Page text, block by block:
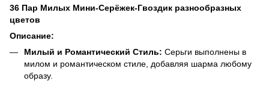
36 Пар Милых Мини-Серёжек-Гвоздик разнообразных
цветов
Описание:
Милый и Романтический Стиль: Серьги выполнены в
милом и романтическом стиле, добавляя шарма любому
образу.